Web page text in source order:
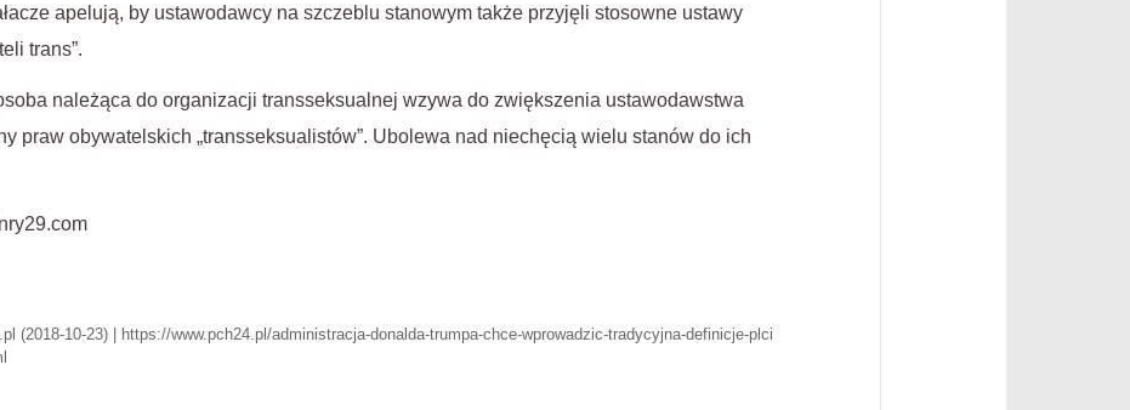
apelują, by ustawodawcy na szczeblu stanowym także przyjęli stosowne ustawy
trans”.
należąca do organizacji transseksualnej wzywa do zwiększenia ustawodawstwa
praw obywatelskich „transseksualistów”. Ubolewa nad niechęcią wielu stanów do ich
(2018-10-23) | https://www.pch24.pl/administracja-donalda-trumpa-chce-wprowadzic-tradycyjna-definicje-plci